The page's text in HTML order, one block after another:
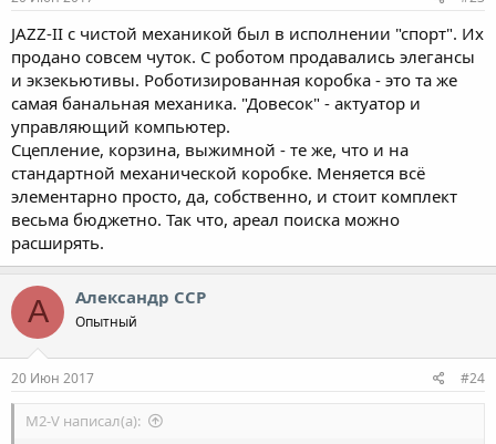
JAZZ-II с чистой механикой был в исполнении "спорт". Их
продано совсем чуток. С роботом продавались элегансы
и экзекьютивы. Роботизированная коробка - это та же
самая банальная механика. "Довесок" - актуатор и
управляющий компьютер.
Сцепление, корзина, выжимной - те же, что и на
стандартной механической коробке. Меняется всё
элементарно просто, да, собственно, и стоит комплект
весьма бюджетно. Так что, ареал поиска можно
расширять.
А Александр ССР
Опытный
20 Июн 2017 #24
M2-V написал(а):